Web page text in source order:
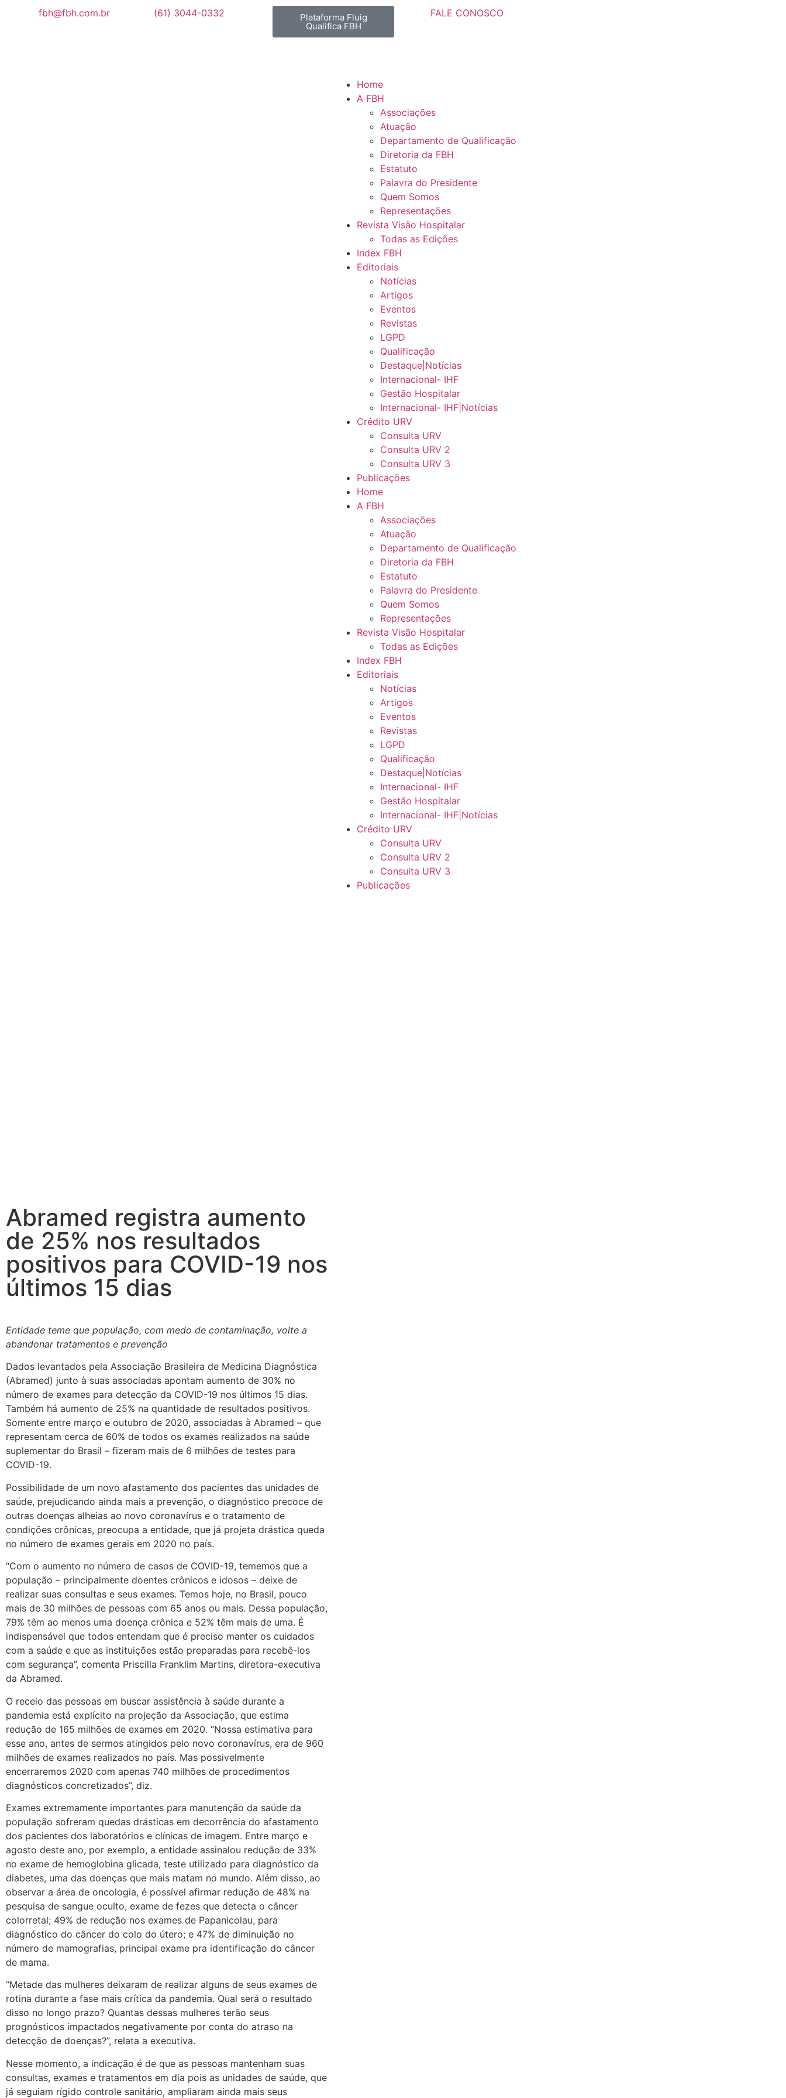
fbh@fbh.com.br (61) 3044-0332 Plataforma Fluig
Qualifica FBH
FALE CONOSCO
Home
A FBH
Associações
Atuação
Departamento de Qualificação
Diretoria da FBH
Estatuto
Palavra do Presidente
Quem Somos
Representações
Revista Visão Hospitalar
Todas as Edições
Index FBH
Editoriais
Notícias
Artigos
Eventos
Revistas
LGPD
Qualificação
Destaque|Notícias
Internacional- IHF
Gestão Hospitalar
Internacional- IHF|Notícias
Crédito URV
Consulta URV
Consulta URV 2
Consulta URV 3
Publicações
Home
A FBH
Associações
Atuação
Departamento de Qualificação
Diretoria da FBH
Estatuto
Palavra do Presidente
Quem Somos
Representações
Revista Visão Hospitalar
Todas as Edições
Index FBH
Editoriais
Notícias
Artigos
Eventos
Revistas
LGPD
Qualificação
Destaque|Notícias
Internacional- IHF
Gestão Hospitalar
Internacional- IHF|Notícias
Crédito URV
Consulta URV
Consulta URV 2
Consulta URV 3
Publicações
Abramed registra aumento
de 25% nos resultados
positivos para COVID-19 nos
últimos 15 dias
Entidade teme que população, com medo de contaminação, volte a
abandonar tratamentos e prevenção
Dados levantados pela Associação Brasileira de Medicina Diagnóstica
(Abramed) junto à suas associadas apontam aumento de 30% no
número de exames para detecção da COVID-19 nos últimos 15 dias.
Também há aumento de 25% na quantidade de resultados positivos.
Somente entre março e outubro de 2020, associadas à Abramed – que
representam cerca de 60% de todos os exames realizados na saúde
suplementar do Brasil – fizeram mais de 6 milhões de testes para
COVID-19.
Possibilidade de um novo afastamento dos pacientes das unidades de
saúde, prejudicando ainda mais a prevenção, o diagnóstico precoce de
outras doenças alheias ao novo coronavírus e o tratamento de
condições crônicas, preocupa a entidade, que já projeta drástica queda
no número de exames gerais em 2020 no país.
“Com o aumento no número de casos de COVID-19, tememos que a
população – principalmente doentes crônicos e idosos – deixe de
realizar suas consultas e seus exames. Temos hoje, no Brasil, pouco
mais de 30 milhões de pessoas com 65 anos ou mais. Dessa população,
79% têm ao menos uma doença crônica e 52% têm mais de uma. É
indispensável que todos entendam que é preciso manter os cuidados
com a saúde e que as instituições estão preparadas para recebê-los
com segurança”, comenta Priscilla Franklim Martins, diretora-executiva
da Abramed.
O receio das pessoas em buscar assistência à saúde durante a
pandemia está explícito na projeção da Associação, que estima
redução de 165 milhões de exames em 2020. “Nossa estimativa para
esse ano, antes de sermos atingidos pelo novo coronavírus, era de 960
milhões de exames realizados no país. Mas possivelmente
encerraremos 2020 com apenas 740 milhões de procedimentos
diagnósticos concretizados”, diz.
Exames extremamente importantes para manutenção da saúde da
população sofreram quedas drásticas em decorrência do afastamento
dos pacientes dos laboratórios e clínicas de imagem. Entre março e
agosto deste ano, por exemplo, a entidade assinalou redução de 33%
no exame de hemoglobina glicada, teste utilizado para diagnóstico da
diabetes, uma das doenças que mais matam no mundo. Além disso, ao
observar a área de oncologia, é possível afirmar redução de 48% na
pesquisa de sangue oculto, exame de fezes que detecta o câncer
colorretal; 49% de redução nos exames de Papanicolau, para
diagnóstico do câncer do colo do útero; e 47% de diminuição no
número de mamografias, principal exame pra identificação do câncer
de mama.
“Metade das mulheres deixaram de realizar alguns de seus exames de
rotina durante a fase mais crítica da pandemia. Qual será o resultado
disso no longo prazo? Quantas dessas mulheres terão seus
prognósticos impactados negativamente por conta do atraso na
detecção de doenças?”, relata a executiva.
Nesse momento, a indicação é de que as pessoas mantenham suas
consultas, exames e tratamentos em dia pois as unidades de saúde, que
já seguiam rígido controle sanitário, ampliaram ainda mais seus